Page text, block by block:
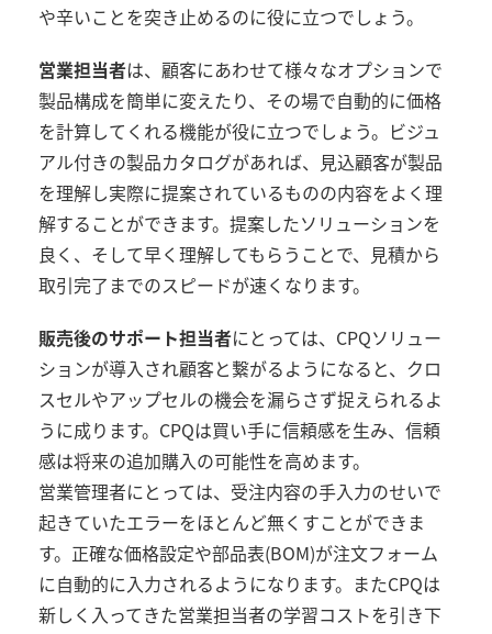
や辛いことを突き止めるのに役に立つでしょう。
営業担当者は、顧客にあわせて様々なオプションで
製品構成を簡単に変えたり、その場で自動的に価格
を計算してくれる機能が役に立つでしょう。ビジュ
アル付きの製品カタログがあれば、見込顧客が製品
を理解し実際に提案されているものの内容をよく理
解することができます。提案したソリューションを
良く、そして早く理解してもらうことで、見積から
取引完了までのスピードが速くなります。
販売後のサポート担当者にとっては、CPQソリュー
ションが導入され顧客と繋がるようになると、クロ
スセルやアップセルの機会を漏らさず捉えられるよ
うに成ります。CPQは買い手に信頼感を生み、信頼
感は将来の追加購入の可能性を高めます。
営業管理者にとっては、受注内容の手入力のせいで
起きていたエラーをほとんど無くすことができま
す。正確な価格設定や部品表(BOM)が注文フォーム
に自動的に入力されるようになります。またCPQは
新しく入ってきた営業担当者の学習コストを引き下